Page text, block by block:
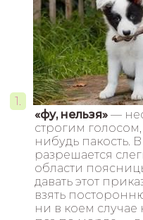
«фу, нельзя»—
строгим
нибудь пакость.
разрешается
области
давать этот
взять
ни в коем случае